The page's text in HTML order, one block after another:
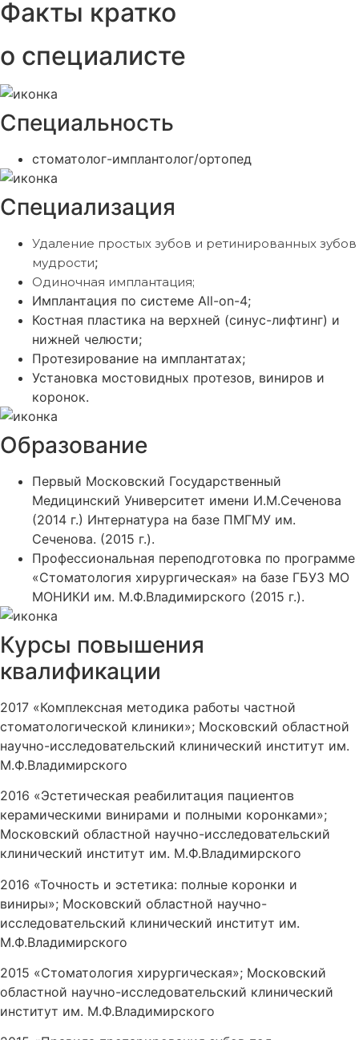
Факты кратко
о специалисте
Специальность
стоматолог-имплантолог/ортопед
Специализация
Удаление простых зубов и ретинированных зубов
мудрости;
Одиночная имплантация;
Имплантация по системе All-on-4;
Костная пластика на верхней (синус-лифтинг) и
нижней челюсти;
Протезирование на имплантатах;
Установка мостовидных протезов, виниров и
коронок.
Образование
Первый Московский Государственный
Медицинский Университет имени И.М.Сеченова
(2014 г.) Интернатура на базе ПМГМУ им.
Сеченова. (2015 г.).
Профессиональная переподготовка по программе
«Стоматология хирургическая» на базе ГБУЗ МО
МОНИКИ им. М.Ф.Владимирского (2015 г.).
Курсы повышения
квалификации
2017 «Комплексная методика работы частной
стоматологической клиники»; Московский областной
научно-исследовательский клинический институт им.
М.Ф.Владимирского
2016 «Эстетическая реабилитация пациентов
керамическими винирами и полными коронками»;
Московский областной научно-исследовательский
клинический институт им. М.Ф.Владимирского
2016 «Точность и эстетика: полные коронки и
виниры»; Московский областной научно-
исследовательский клинический институт им.
М.Ф.Владимирского
2015 «Стоматология хирургическая»; Московский
областной научно-исследовательский клинический
институт им. М.Ф.Владимирского